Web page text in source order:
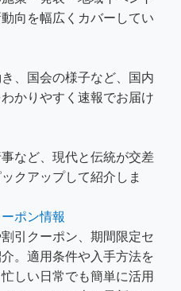
向を幅広くカバーしてい
、国会の様子など、国内
かりやすく速報でお届け
など、現代と伝統が交差
クアップして紹介しま
ポン情報
引クーポン、期間限定セ
。適用条件や入手方法を
しい日常でも簡単に活用